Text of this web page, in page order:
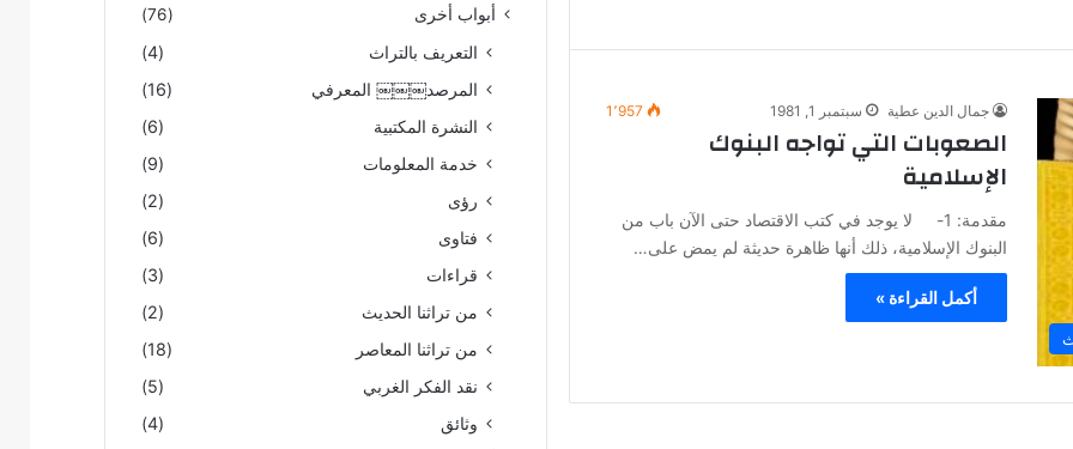
جمال الدين عطية سبتمبر 1, 1981 1٬957
الصعوبات التي تواجه البنوك
الإسلامية
مقدمة: 1- لا يوجد في كتب الاقتصاد حتى الآن باب من
البنوك الإسلامية، ذلك أنها ظاهرة حديثة لم يمض على…
أكمل القراءة »
أبواب أخرى
(76)
التعريف بالتراث
(4)
المرصد￼￼￼ المعرفي
(16)
النشرة المكتبية
(6)
خدمة المعلومات
(9)
رؤى
(2)
فتاوى
(6)
قراءات
(3)
من تراثنا الحديث
(2)
من تراثنا المعاصر
(18)
نقد الفكر الغربي
(5)
وثائق
(4)